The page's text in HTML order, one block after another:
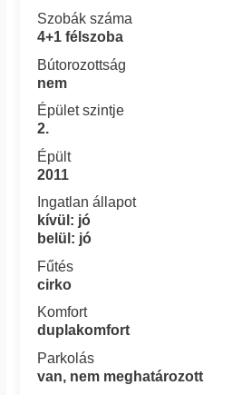
Szobák száma
4+1 félszoba
Bútorozottság
nem
Épület szintje
2.
Épült
2011
Ingatlan állapot
kívül: jó
belül: jó
Fűtés
cirko
Komfort
duplakomfort
Parkolás
van, nem meghatározott